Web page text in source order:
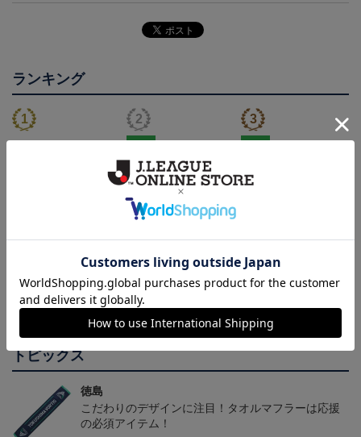
ランキング
クユニフォーム(FP1st/半
袖)
22,000円～26,730円
会員特典
徳島ヴォルティス ニョ
ロボン タオルマフラー
2,500円
徳島ヴォルティス ピカ
チュウ タオルマフラー
2,500円
トピックス
徳島
こだわりのデザインに注目！タオルマフラーは応援
の必須アイテム！